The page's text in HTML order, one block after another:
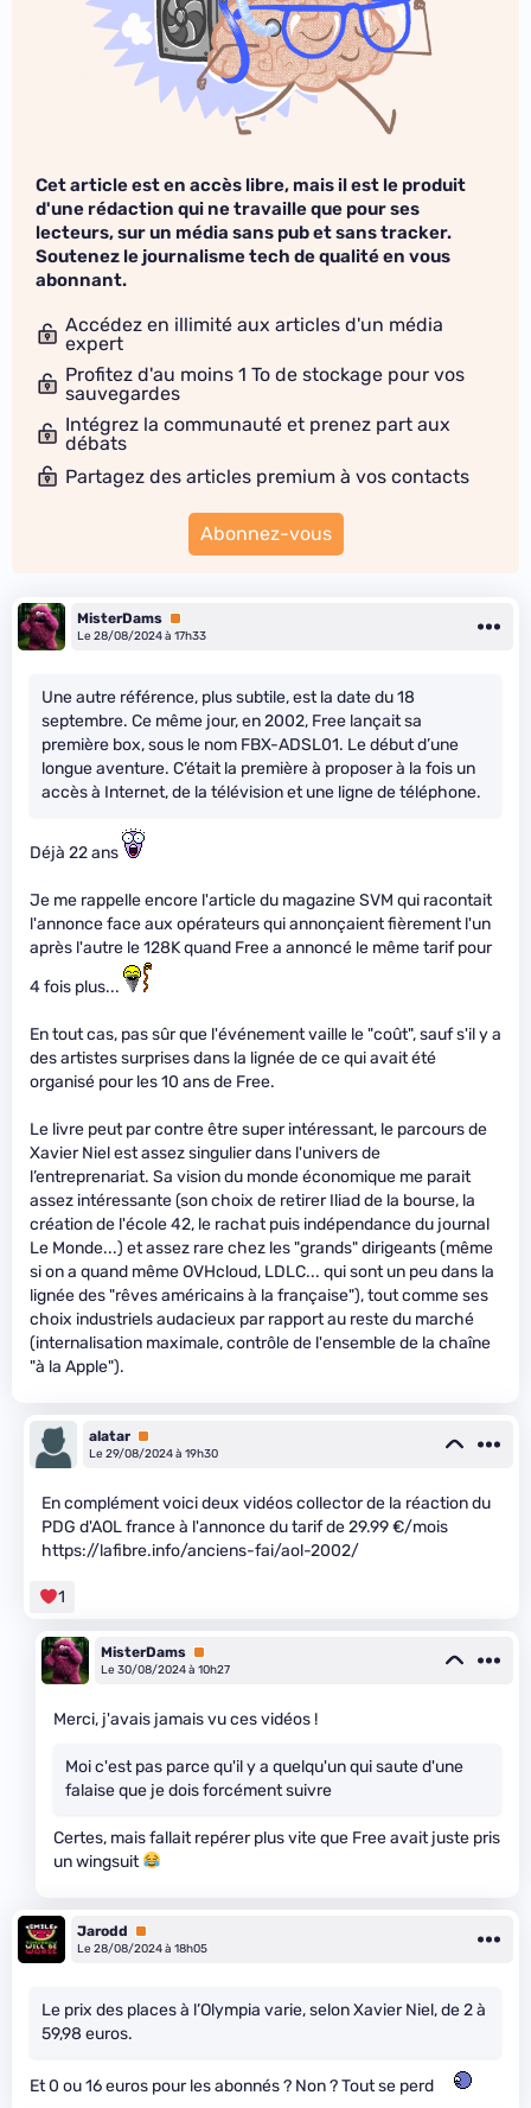
Cet article est en accès libre, mais il est le produit
d'une rédaction qui ne travaille que pour ses
lecteurs, sur un média sans pub et sans tracker.
Soutenez le journalisme tech de qualité en vous
abonnant.
Accédez en illimité aux articles d'un média
expert
Profitez d'au moins 1 To de stockage pour vos
sauvegardes
Intégrez la communauté et prenez part aux
débats
Partagez des articles premium à vos contacts
Abonnez-vous
MisterDams Premium
Le 28/08/2024 à 17h33
Une autre référence, plus subtile, est la date du 18
septembre. Ce même jour, en 2002, Free lançait sa
première box, sous le nom FBX-ADSL01. Le début d’une
longue aventure. C’était la première à proposer à la fois un
accès à Internet, de la télévision et une ligne de téléphone.
Déjà 22 ans
Je me rappelle encore l'article du magazine SVM qui racontait
l'annonce face aux opérateurs qui annonçaient fièrement l'un
après l'autre le 128K quand Free a annoncé le même tarif pour
4 fois plus...
En tout cas, pas sûr que l'événement vaille le "coût", sauf s'il y a
des artistes surprises dans la lignée de ce qui avait été
organisé pour les 10 ans de Free.
Le livre peut par contre être super intéressant, le parcours de
Xavier Niel est assez singulier dans l'univers de
l’entreprenariat. Sa vision du monde économique me parait
assez intéressante (son choix de retirer Iliad de la bourse, la
création de l'école 42, le rachat puis indépendance du journal
Le Monde...) et assez rare chez les "grands" dirigeants (même
si on a quand même OVHcloud, LDLC... qui sont un peu dans la
lignée des "rêves américains à la française"), tout comme ses
choix industriels audacieux par rapport au reste du marché
(internalisation maximale, contrôle de l'ensemble de la chaîne
"à la Apple").
alatar Premium
Le 29/08/2024 à 19h30
En complément voici deux vidéos collector de la réaction du
PDG d'AOL france à l'annonce du tarif de 29.99 €/mois
https://lafibre.info/anciens-fai/aol-2002/
1
MisterDams Premium
Le 30/08/2024 à 10h27
Merci, j'avais jamais vu ces vidéos !
Moi c'est pas parce qu'il y a quelqu'un qui saute d'une
falaise que je dois forcément suivre
Certes, mais fallait repérer plus vite que Free avait juste pris
un wingsuit
Jarodd
Premium
Le 28/08/2024 à 18h05
Le prix des places à l’Olympia varie, selon Xavier Niel, de 2 à
59,98 euros.
Et 0 ou 16 euros pour les abonnés ? Non ? Tout se perd